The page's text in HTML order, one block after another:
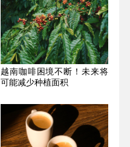
越南咖啡困境不断！未来将
可能减少种植面积